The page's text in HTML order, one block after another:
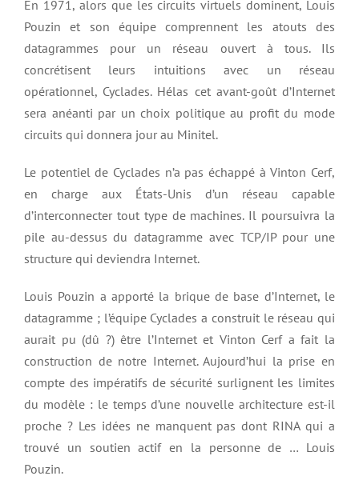
En 1971, alors que les circuits virtuels dominent, Louis
Pouzin et son équipe comprennent les atouts des
datagrammes pour un réseau ouvert à tous. Ils
concrétisent leurs intuitions avec un réseau
opérationnel, Cyclades. Hélas cet avant-goût d’Internet
sera anéanti par un choix politique au profit du mode
circuits qui donnera jour au Minitel.
Le potentiel de Cyclades n’a pas échappé à Vinton Cerf,
en charge aux États-Unis d’un réseau capable
d’interconnecter tout type de machines. Il poursuivra la
pile au-dessus du datagramme avec TCP/IP pour une
structure qui deviendra Internet.
Louis Pouzin a apporté la brique de base d’Internet, le
datagramme ; l’équipe Cyclades a construit le réseau qui
aurait pu (dû ?) être l’Internet et Vinton Cerf a fait la
construction de notre Internet. Aujourd’hui la prise en
compte des impératifs de sécurité surlignent les limites
du modèle : le temps d’une nouvelle architecture est-il
proche ? Les idées ne manquent pas dont RINA qui a
trouvé un soutien actif en la personne de … Louis
Pouzin.